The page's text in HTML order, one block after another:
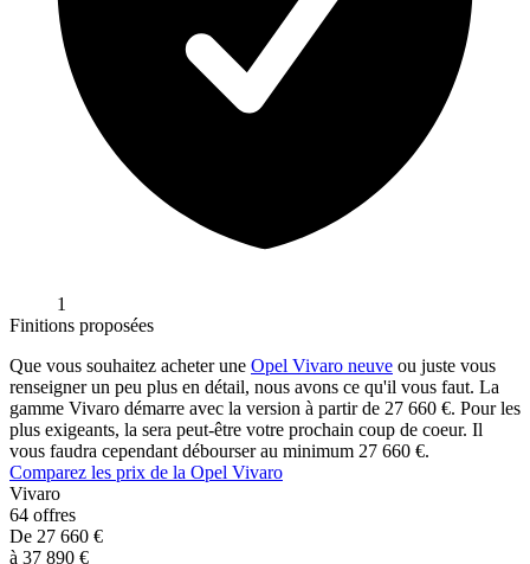
1
Finitions proposées
Que vous souhaitez acheter une Opel Vivaro neuve ou juste vous
renseigner un peu plus en détail, nous avons ce qu'il vous faut. La
gamme Vivaro démarre avec la version à partir de 27 660 €. Pour les
plus exigeants, la sera peut-être votre prochain coup de coeur. Il
vous faudra cependant débourser au minimum 27 660 €.
Comparez les prix de la Opel Vivaro
Vivaro
64 offres
De 27 660 €
à 37 890 €